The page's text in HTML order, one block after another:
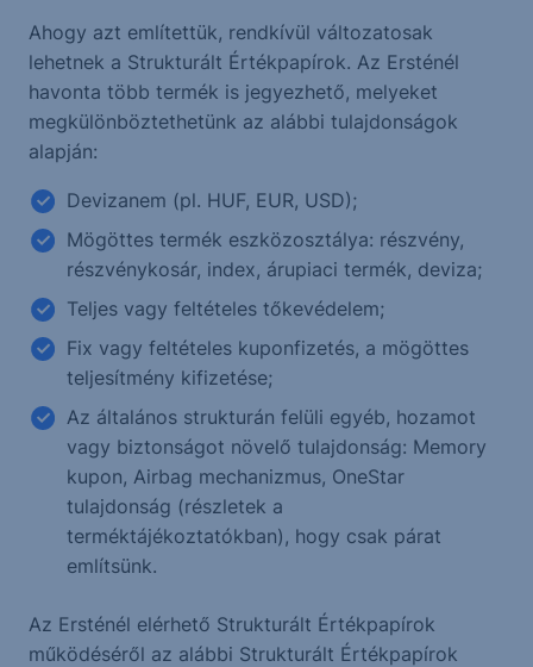
Ahogy azt említettük, rendkívül változatosak
lehetnek a Strukturált Értékpapírok. Az Ersténél
havonta több termék is jegyezhető, melyeket
megkülönböztethetünk az alábbi tulajdonságok
alapján:
Devizanem (pl. HUF, EUR, USD);
Mögöttes termék eszközosztálya: részvény,
részvénykosár, index, árupiaci termék, deviza;
Teljes vagy feltételes tőkevédelem;
Fix vagy feltételes kuponfizetés, a mögöttes
teljesítmény kifizetése;
Az általános strukturán felüli egyéb, hozamot
vagy biztonságot növelő tulajdonság: Memory
kupon, Airbag mechanizmus, OneStar
tulajdonság (részletek a
terméktájékoztatókban), hogy csak párat
említsünk.
Az Ersténél elérhető Strukturált Értékpapírok
működéséről az alábbi Strukturált Értékpapírok